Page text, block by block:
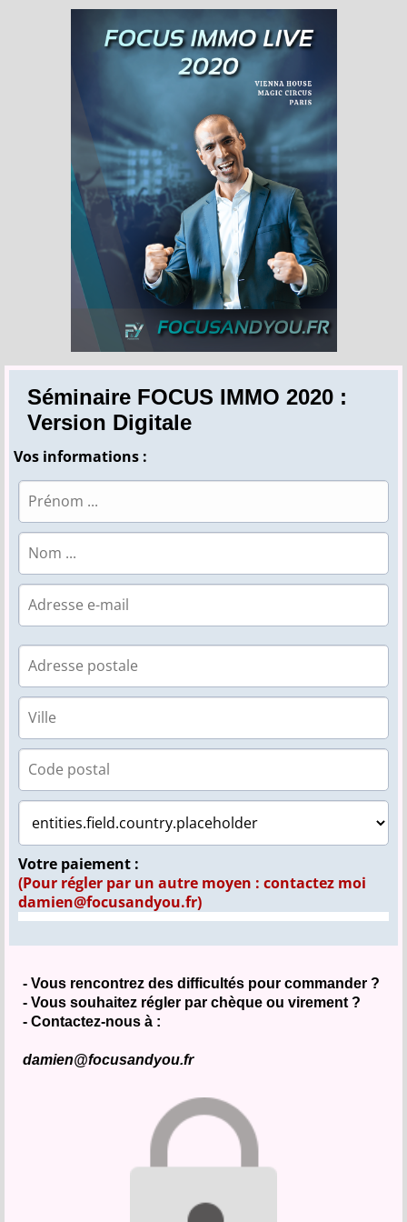
Séminaire FOCUS IMMO 2020 :
Version Digitale
Vos informations :
Votre paiement :
(Pour régler par un autre moyen : contactez moi
damien@focusandyou.fr)
- Vous rencontrez des difficultés pour commander ?
- Vous souhaitez régler par chèque ou virement ?
- Contactez-nous à :
damien@focusandyou.fr